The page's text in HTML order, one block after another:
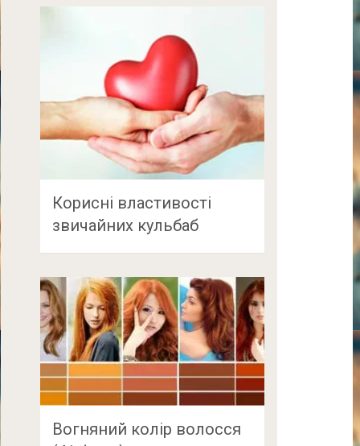
Корисні властивості
звичайних кульбаб
Вогняний колір волосся